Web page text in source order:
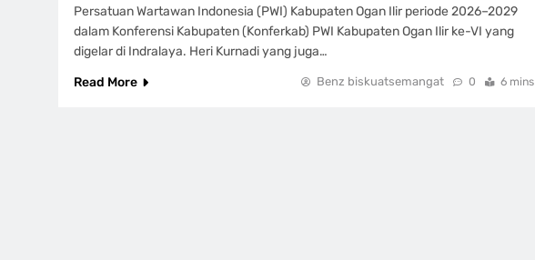
Persatuan Wartawan Indonesia (PWI) Kabupaten Ogan Ilir periode 2026–2029
dalam Konferensi Kabupaten (Konferkab) PWI Kabupaten Ogan Ilir ke-VI yang
digelar di Indralaya. Heri Kurnadi yang juga…
Read More
Benz biskuatsemangat 0 6 mins